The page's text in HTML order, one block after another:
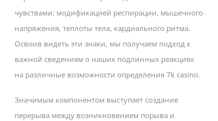
чувствами: модификацией респирации, мышечного
напряжения, теплоты тела, кардиального ритма.
Освоив видеть эти знаки, мы получаем подход к
важной сведениям о наших подлинных реакциях
на различные возможности определения 7k casino.
Значимым компонентом выступает создание
перерыва между возникновением порыва и